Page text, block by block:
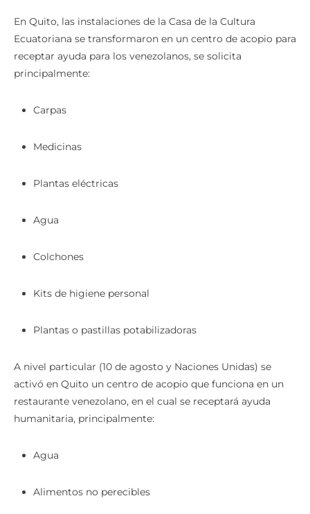
En Quito, las instalaciones de la Casa de la Cultura
Ecuatoriana se transformaron en un centro de acopio para
receptar ayuda para los venezolanos, se solicita
principalmente:
Carpas
Medicinas
Plantas eléctricas
Agua
Colchones
Kits de higiene personal
Plantas o pastillas potabilizadoras
A nivel particular (10 de agosto y Naciones Unidas) se
activó en Quito un centro de acopio que funciona en un
restaurante venezolano, en el cual se receptará ayuda
humanitaria, principalmente:
Agua
Alimentos no perecibles